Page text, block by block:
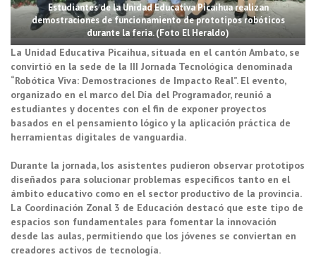
Estudiantes de la Unidad Educativa Picaihua realizan
demostraciones de funcionamiento de prototipos robóticos
durante la feria. (Foto El Heraldo)
La Unidad Educativa Picaihua, situada en el cantón Ambato, se
convirtió en la sede de la III Jornada Tecnológica denominada
“Robótica Viva: Demostraciones de Impacto Real”. El evento,
organizado en el marco del Día del Programador, reunió a
estudiantes y docentes con el fin de exponer proyectos
basados en el pensamiento lógico y la aplicación práctica de
herramientas digitales de vanguardia.
Durante la jornada, los asistentes pudieron observar prototipos
diseñados para solucionar problemas específicos tanto en el
ámbito educativo como en el sector productivo de la provincia.
La Coordinación Zonal 3 de Educación destacó que este tipo de
espacios son fundamentales para fomentar la innovación
desde las aulas, permitiendo que los jóvenes se conviertan en
creadores activos de tecnología.